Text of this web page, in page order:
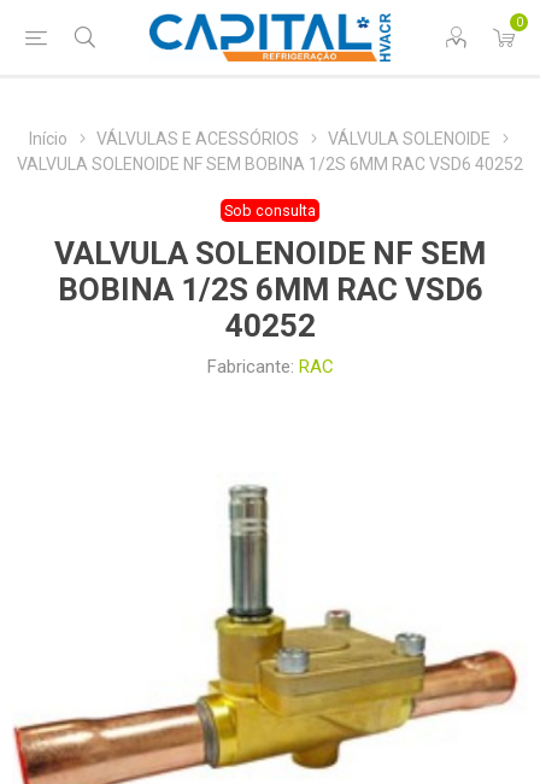
0
Início VÁLVULAS E ACESSÓRIOS
VÁLVULA SOLENOIDE
VALVULA SOLENOIDE NF SEM BOBINA 1/2S 6MM RAC VSD6 40252
Sob consulta
VALVULA SOLENOIDE NF SEM
BOBINA 1/2S 6MM RAC VSD6
40252
Fabricante: RAC